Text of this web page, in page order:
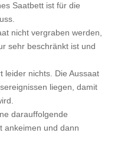
Saatbett ist für die
nicht vergraben werden,
sehr beschränkt ist und
leider nichts. Die Aussaat
liegen, damit
darauffolgende
ankeimen und dann